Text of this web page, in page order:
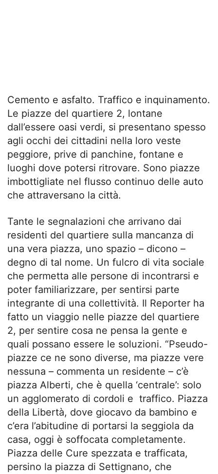
Cemento e asfalto. Traffico e inquinamento.
Le piazze del quartiere 2, lontane
dall’essere oasi verdi, si presentano spesso
agli occhi dei cittadini nella loro veste
peggiore, prive di panchine, fontane e
luoghi dove potersi ritrovare. Sono piazze
imbottigliate nel flusso continuo delle auto
che attraversano la città.
Tante le segnalazioni che arrivano dai
residenti del quartiere sulla mancanza di
una vera piazza, uno spazio – dicono –
degno di tal nome. Un fulcro di vita sociale
che permetta alle persone di incontrarsi e
poter familiarizzare, per sentirsi parte
integrante di una collettività. Il Reporter ha
fatto un viaggio nelle piazze del quartiere
2, per sentire cosa ne pensa la gente e
quali possano essere le soluzioni. “Pseudo-
piazze ce ne sono diverse, ma piazze vere
nessuna – commenta un residente – c’è
piazza Alberti, che è quella ‘centrale’: solo
un agglomerato di cordoli e traffico. Piazza
della Libertà, dove giocavo da bambino e
c’era l’abitudine di portarsi la seggiola da
casa, oggi è soffocata completamente.
Piazza delle Cure spezzata e trafficata,
persino la piazza di Settignano, che